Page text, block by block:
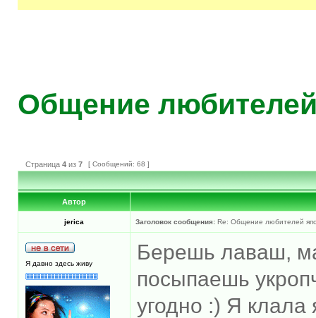
Общение
Страница 4 из 7 [ Сообщений: 68 ]
Автор
jerica Заголовок сообщения: Re: Общение любителей
Я давно здесь живу
Берешь лаваш,
посыпаешь
угодно :) Я клала